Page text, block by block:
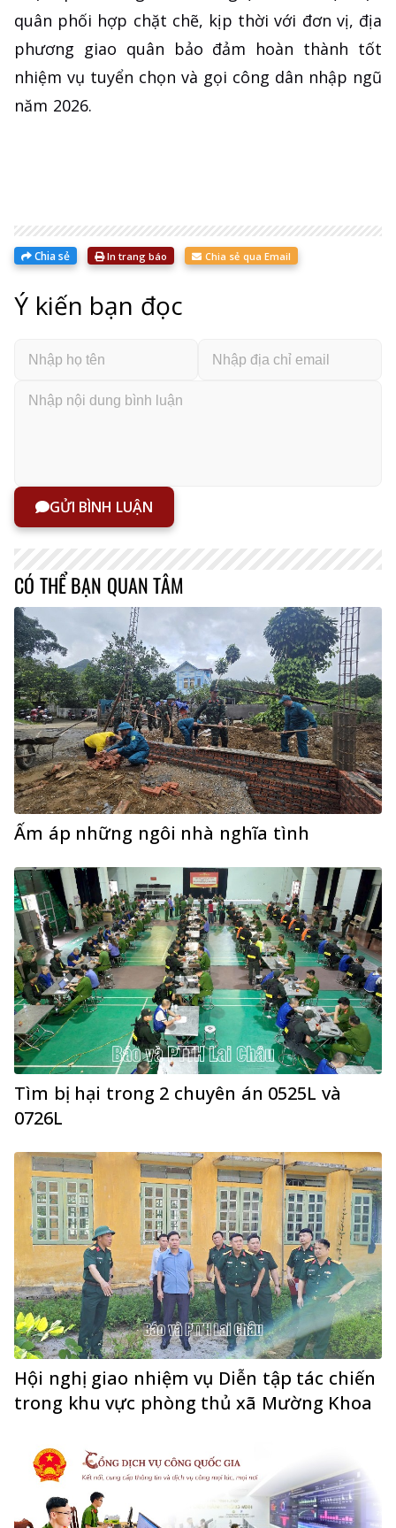
quân phối hợp chặt chẽ, kịp thời với đơn vị, địa
phương giao quân bảo đảm hoàn thành tốt
nhiệm vụ tuyển chọn và gọi công dân nhập ngũ
năm 2026.
Chia sẻ In trang báo Chia sẻ qua Email
Ý kiến bạn đọc
GỬI BÌNH LUẬN
CÓ THỂ BẠN QUAN TÂM
Ấm áp những ngôi nhà nghĩa tình
Tìm bị hại trong 2 chuyên án 0525L và
0726L
Hội nghị giao nhiệm vụ Diễn tập tác chiến
trong khu vực phòng thủ xã Mường Khoa